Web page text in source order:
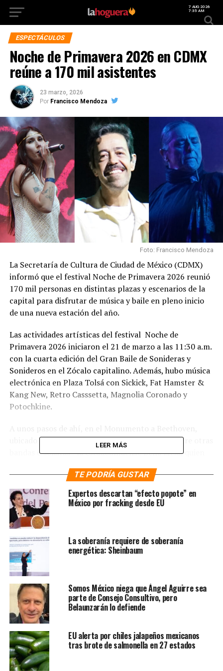
7 AUG 2026
7:35 AM
ESPECTÁCULOS
Noche de Primavera 2026 en CDMX
reúne a 170 mil asistentes
23 marzo, 2026
Por Francisco Mendoza
Foto: Francisco Mendoza
La Secretaría de Cultura de Ciudad de México (CDMX)
informó que el festival Noche de Primavera 2026 reunió
170 mil personas en distintas plazas y escenarios de la
capital para disfrutar de música y baile en pleno inicio
de una nueva estación del año.
Las actividades artísticas del festival Noche de
Primavera 2026 iniciaron el 21 de marzo a las 11:30 a.m.
con la cuarta edición del Gran Baile de Sonideras y
Sonideros en el Zócalo capitalino. Además, hubo música
electrónica en Plaza Tolsá con Sickick, Fat Hamster &
Kang New, Retro Casssetta, Magnolia Coronado y
Potochkine.
ubicado en la Alameda Central, se presentó –entre otras
bandas o solistas– la estadounidense Bella Litsa, quien
temas como ‘Never Ending Movie’ y ‘The Fall’ –
pertenecientes a su disco ‘Drasticism’– encantó a sus
fans que se dieron cita al costado del Palacio de Bellas
Artes, pero también a otros que la conocieron en ese
momento.
Te puede interesar
Brugada primera ‘Utopía’ en la
Magdalena Mixhiuca
El respaldo en este paso de su carrera artística fue
agradecido por la artista al terminar su presentación,
dado que se acercó a cada persona que le pedía una
fotografía, un autógrafo o hasta un abrazo.
LEER MÁS
TE PODRÍA GUSTAR
Expertos descartan “efecto popote” en
México por fracking desde EU
La soberanía requiere de soberanía
energética: Sheinbaum
Somos México niega que Ángel Aguirre sea
parte de Consejo Consultivo, pero
Belaunzarán lo defiende
EU alerta por chiles jalapeños mexicanos
tras brote de salmonella en 27 estados